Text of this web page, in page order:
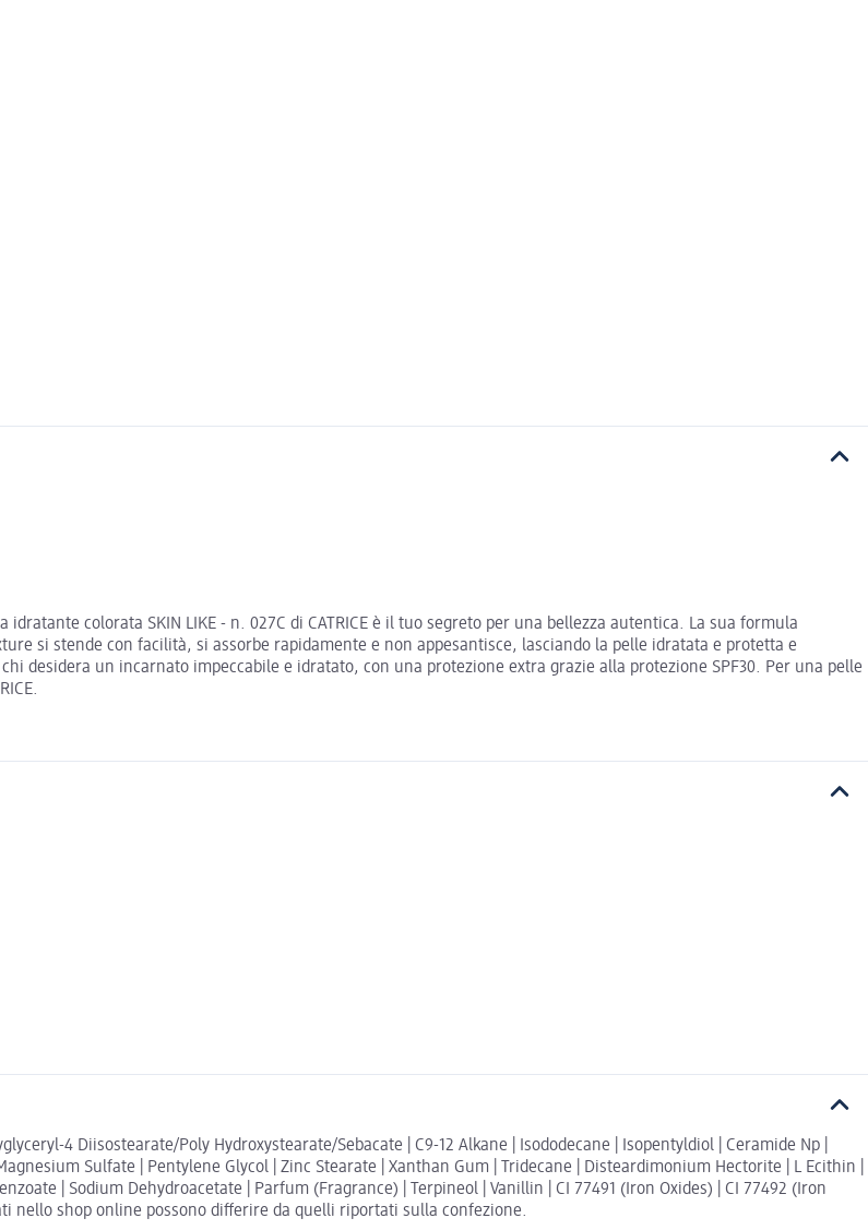
colorata SKIN LIKE - n. 027C di CATRICE è il tuo segreto per una bellezza autentica. La sua formula
si stende con facilità, si assorbe rapidamente e non appesantisce, lasciando la pelle idratata e protetta e
desidera un incarnato impeccabile e idratato, con una protezione extra grazie alla protezione SPF30. Per una pelle
4 Diisostearate/Poly Hydroxystearate/Sebacate | C9-12 Alkane | Isododecane | Isopentyldiol | Ceramide Np |
Sulfate | Pentylene Glycol | Zinc Stearate | Xanthan Gum | Tridecane | Disteardimonium Hectorite | L Ecithin |
| Sodium Dehydroacetate | Parfum (Fragrance) | Terpineol | Vanillin | CI 77491 (Iron Oxides) | CI 77492 (Iron
nello shop online possono differire da quelli riportati sulla confezione.